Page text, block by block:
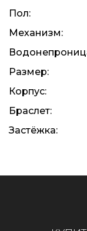
Пол:
Механизм:
Размер:
Корпус:
Браслет:
Застёжка: